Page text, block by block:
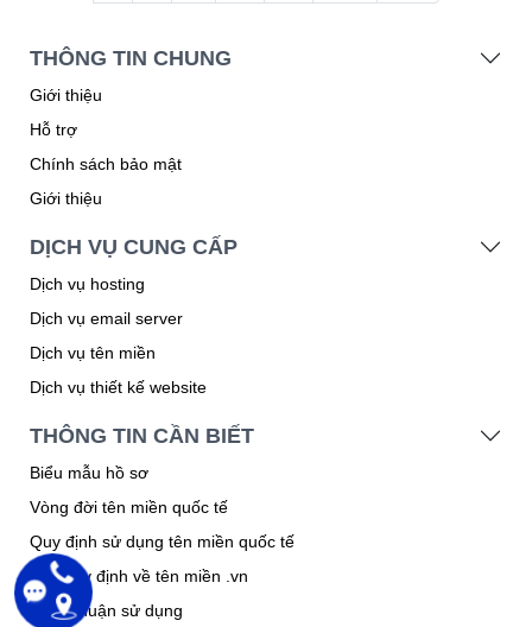
THÔNG TIN CHUNG
Giới thiệu
Hỗ trợ
Chính sách bảo mật
Giới thiệu
DỊCH VỤ CUNG CẤP
Dịch vụ hosting
Dịch vụ email server
Dịch vụ tên miền
Dịch vụ thiết kế website
THÔNG TIN CẦN BIẾT
Biểu mẫu hồ sơ
Vòng đời tên miền quốc tế
Quy định sử dụng tên miền quốc tế
Các quy định về tên miền .vn
Thỏa thuận sử dụng